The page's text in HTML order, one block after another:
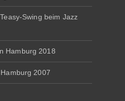
Swing beim Jazz
Hamburg 2018
2007